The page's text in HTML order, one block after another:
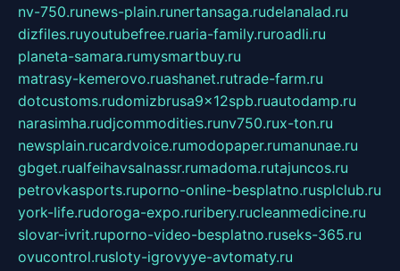
nv-750.runews-plain.runertansaga.rudelanalad.ru
dizfiles.ruyoutubefree.ruaria-family.ruroadli.ru
planeta-samara.rumysmartbuy.ru
matrasy-kemerovo.ruashanet.rutrade-farm.ru
dotcustoms.rudomizbrusa9x12spb.ruautodamp.ru
narasimha.rudjcommodities.runv750.rux-ton.ru
newsplain.rucardvoice.rumodopaper.rumanunae.ru
gbget.rualfeihavsalnassr.rumadoma.rutajuncos.ru
petrovkasports.ruporno-online-besplatno.rusplclub.ru
york-life.rudoroga-expo.ruribery.rucleanmedicine.ru
slovar-ivrit.ruporno-video-besplatno.ruseks-365.ru
ovucontrol.rusloty-igrovyye-avtomaty.ru